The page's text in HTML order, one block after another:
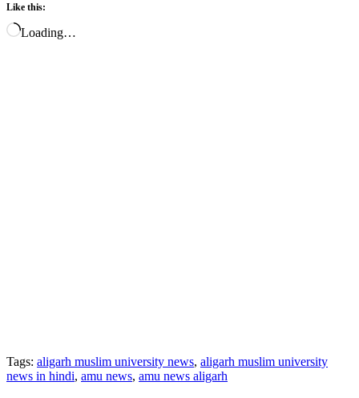
Like this:
Loading…
Tags: aligarh muslim university news, aligarh muslim university
news in hindi, amu news, amu news aligarh